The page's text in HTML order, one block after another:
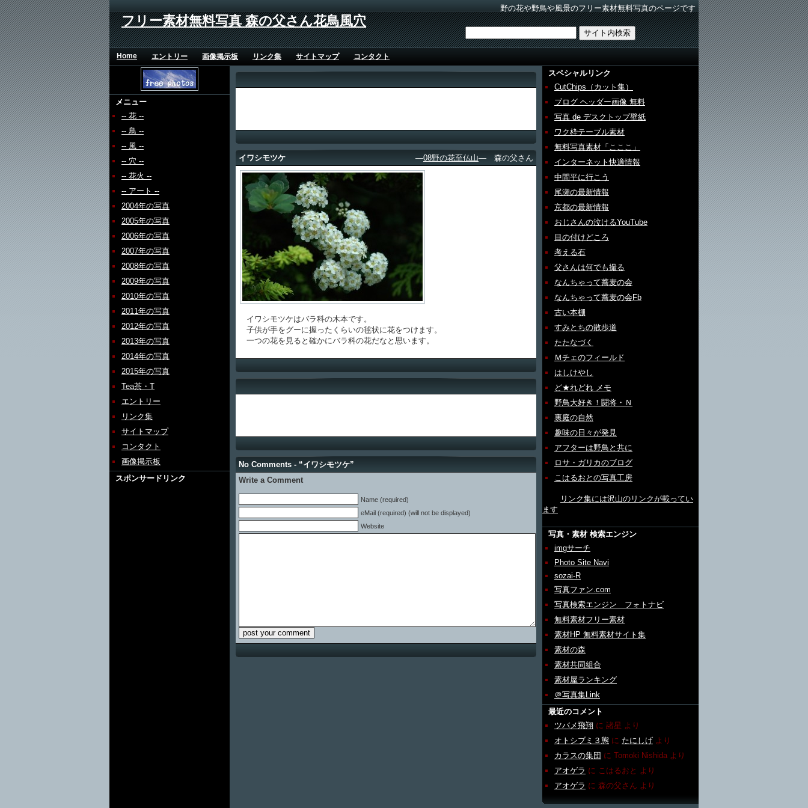
野の花や野鳥や風景のフリー素材無料写真のページです
フリー素材無料写真 森の父さん花鳥風穴
Home エントリー 画像掲示板 リンク集 サイトマップ コンタクト
メニュー
-- 花 --
-- 鳥 --
-- 風 --
-- 穴 --
-- 花火 --
-- アート --
2004年の写真
2005年の写真
2006年の写真
2007年の写真
2008年の写真
2009年の写真
2010年の写真
2011年の写真
2012年の写真
2013年の写真
2014年の写真
2015年の写真
Tea茶・T
エントリー
リンク集
サイトマップ
コンタクト
画像掲示板
スポンサードリンク
イワシモツケ ―08野の花至仏山― 森の父さん
イワシモツケはバラ科の木本です。
子供が手をグーに握ったくらいの毬状に花をつけます。
一つの花を見ると確かにバラ科の花だなと思います。
No Comments - “イワシモツケ”
Write a Comment
Name (required)
eMail (required) (will not be displayed)
Website
スペシャルリンク
CutChips（カット集）
ブログ ヘッダー画像 無料
写真 de デスクトップ壁紙
ワク枠テーブル素材
無料写真素材「こここ」
インターネット快適情報
中間平に行こう
尾瀬の最新情報
京都の最新情報
おじさんの泣けるYouTube
目の付けどころ
考える石
父さんは何でも撮る
なんちゃって蕎麦の会
なんちゃって蕎麦の会Fb
古い本棚
すみとちの散歩道
たたなづく
Ｍチェのフィールド
はしけやし
ど★れどれ メモ
野鳥大好き！闘将・Ｎ
裏庭の自然
趣味の日々が発見
アフターは野鳥と共に
ロサ・ガリカのブログ
こはるおとの写真工房
リンク集には沢山のリンクが載ってい
ます
写真・素材 検索エンジン
imgサーチ
Photo Site Navi
sozai-R
写真ファン.com
写真検索エンジン フォトナビ
無料素材フリー素材
素材HP 無料素材サイト集
素材の森
素材共同組合
素材屋ランキング
＠写真集Link
最近のコメント
ツバメ飛翔 に 諸星 より
オトシブミ３態 に たにしげ より
カラスの集団 に Tomoki Nishida より
アオゲラ に こはるおと より
アオゲラ に 森の父さん より